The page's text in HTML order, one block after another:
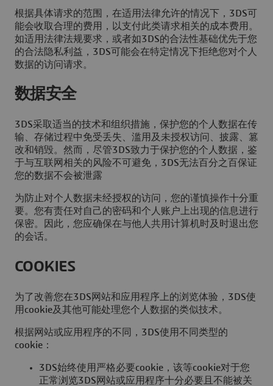
根据具体请求的范围，在适用法律允许的情况下，3DS可
能会收取合理的费用，以支付此类请求相关的成本费用。
如适用法律法规要求，或者如3DS的合法性基础优先于您
的合法隐私利益，3DS可能会在特定情况下拒绝您对个人
数据的访问请求。
数据安全
3DS采取适当的技术和组织措施，保护您的个人数据在传
输、存储过程中免受丢失、滥用及未授权访问、披露、篡
改和销毁。然而，尽管3DS致力于保护您的个人数据，鉴
于与互联网相关的风险不可避免，3DS无法百分之百保证
您的数据不会被泄露
为防止对个人数据未经授权的访问，您的谨慎操作十分重
要。您有责任对自己的密码和个人账户上出现的信息进行
保密。因此，您应确保在与他人共用计算机时及时退出您
的会话。
COOKIES
为了改善您在3DS网站和应用程序上的浏览体验，3DS使
用cookie及其他可能处理您个人数据的类似技术。
根据网站或应用程序的不同，3DS使用不同类型的
cookie：
3DS始终使用严格必要cookie，该等cookie对于您
正常浏览3DS网站或应用程序十分必要且不能被关